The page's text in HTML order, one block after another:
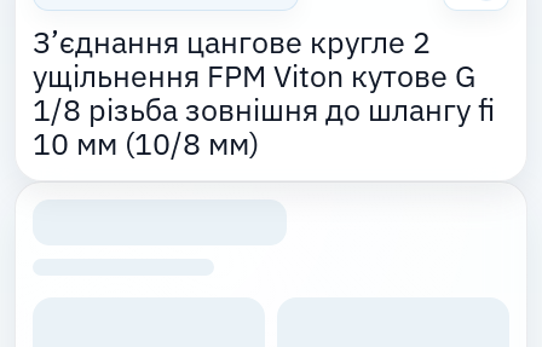
З’єднання цангове кругле 2
ущільнення FPM Viton кутове G
1/8 різьба зовнішня до шлангу fi
10 мм (10/8 мм)